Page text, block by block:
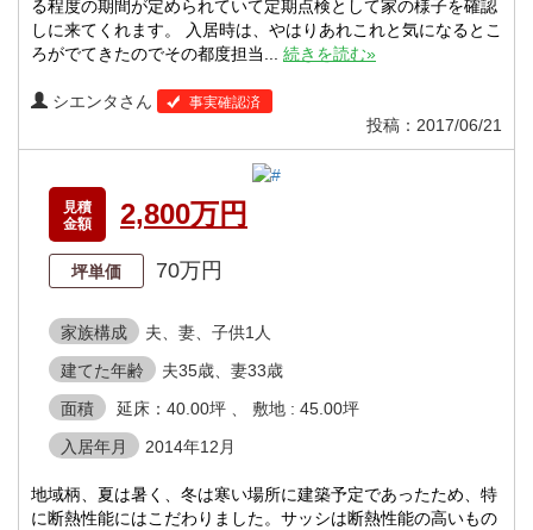
る程度の期間が定められていて定期点検として家の様子を確認
しに来てくれます。 入居時は、やはりあれこれと気になるとこ
ろがでてきたのでその都度担当... 続きを読む»
シエンタさん 事実確認済
投稿：2017/06/21
見積
金額
2,800万円
坪単価 70万円
家族構成
夫、妻、子供1人
建てた年齢
夫35歳、妻33歳
面積
延床：40.00坪 、 敷地 : 45.00坪
入居年月
2014年12月
地域柄、夏は暑く、冬は寒い場所に建築予定であったため、特
に断熱性能にはこだわりました。サッシは断熱性能の高いもの